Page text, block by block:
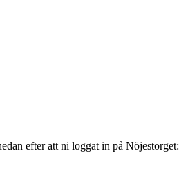
efter att ni loggat in på Nöjestorget: